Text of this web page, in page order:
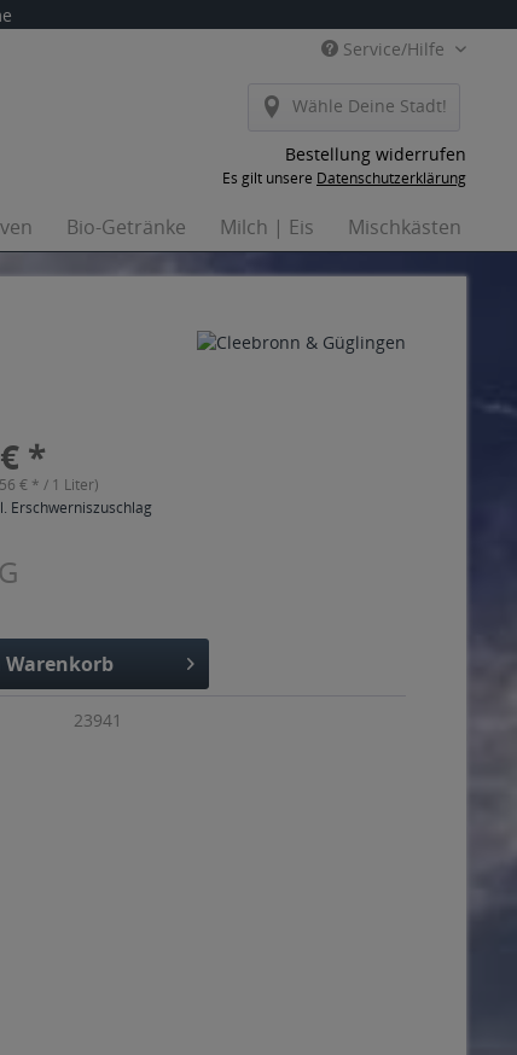
Service/Hilfe
Wähle Deine Stadt!
Bestellung widerrufen
Es gilt unsere Datenschutzerklärung
Bio-Getränke Milch | Eis Mischkästen
*
€ * / 1 Liter)
Erschwerniszuschlag
Warenkorb
23941